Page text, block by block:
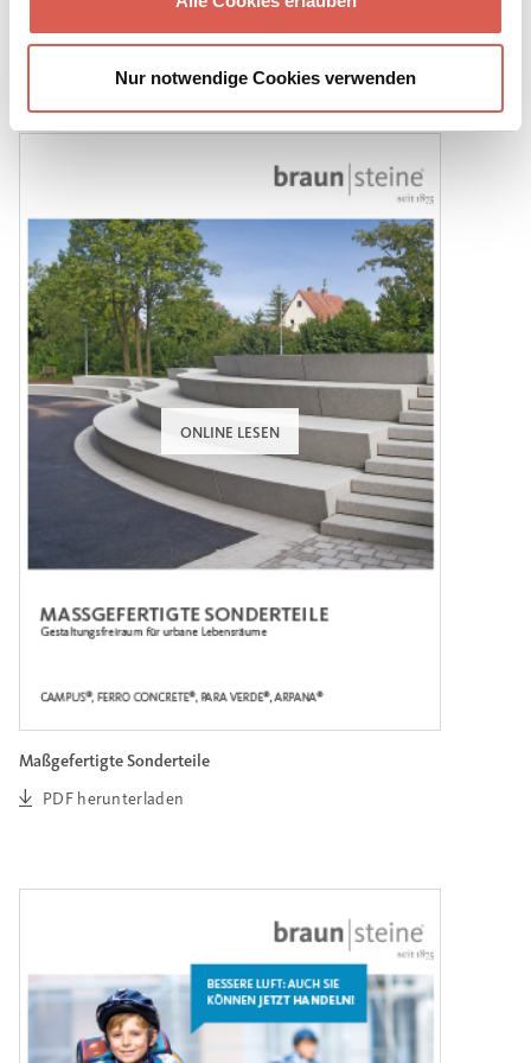
Nur notwendige Cookies verwenden
PDF herunterladen
ONLINE LESEN
Maßgefertigte Sonderteile
PDF herunterladen